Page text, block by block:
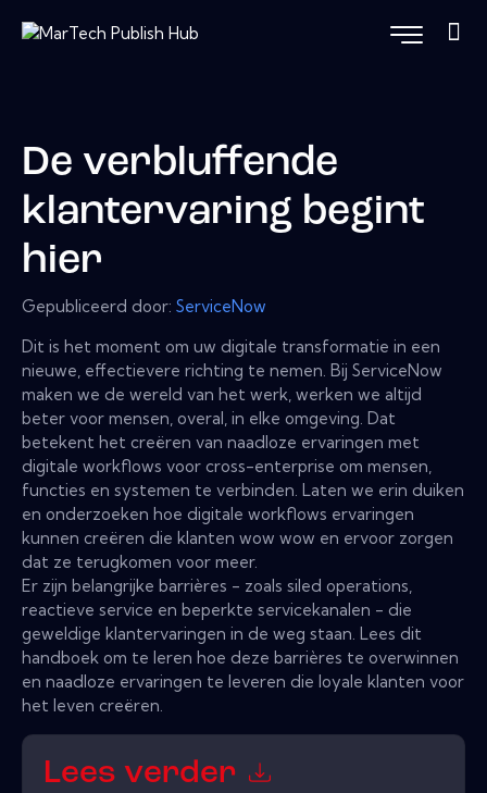
De verbluffende
klantervaring begint
hier
Gepubliceerd door: ServiceNow
Dit is het moment om uw digitale transformatie in een
nieuwe, effectievere richting te nemen. Bij ServiceNow
maken we de wereld van het werk, werken we altijd
beter voor mensen, overal, in elke omgeving. Dat
betekent het creëren van naadloze ervaringen met
digitale workflows voor cross-enterprise om mensen,
functies en systemen te verbinden. Laten we erin duiken
en onderzoeken hoe digitale workflows ervaringen
kunnen creëren die klanten wow wow en ervoor zorgen
dat ze terugkomen voor meer.
Er zijn belangrijke barrières - zoals siled operations,
reactieve service en beperkte servicekanalen - die
geweldige klantervaringen in de weg staan. Lees dit
handboek om te leren hoe deze barrières te overwinnen
en naadloze ervaringen te leveren die loyale klanten voor
het leven creëren.
Lees verder